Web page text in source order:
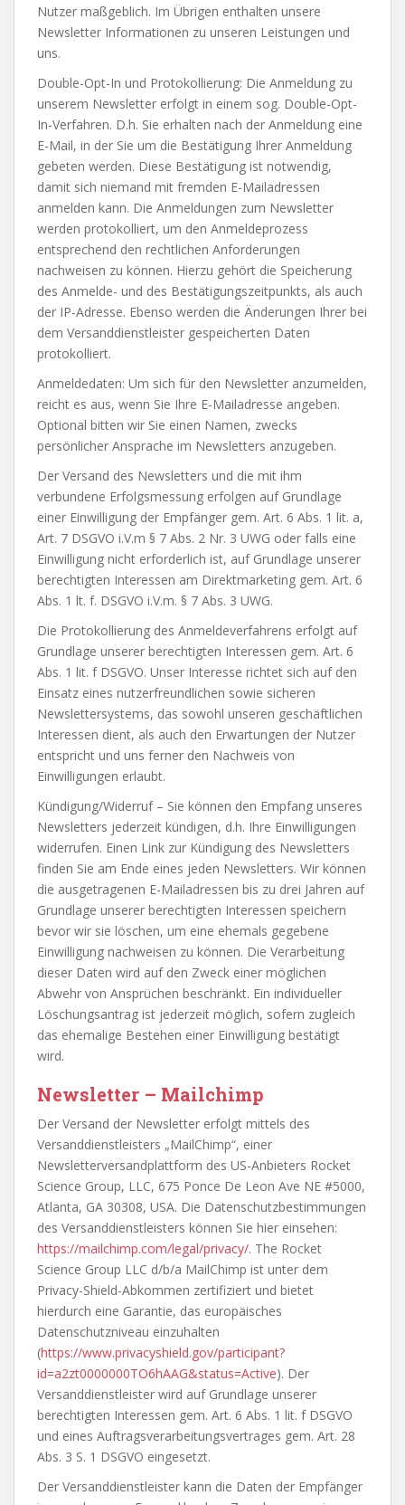
Nutzer maßgeblich. Im Übrigen enthalten unsere
Newsletter Informationen zu unseren Leistungen und
uns.
Double-Opt-In und Protokollierung: Die Anmeldung zu
unserem Newsletter erfolgt in einem sog. Double-Opt-
In-Verfahren. D.h. Sie erhalten nach der Anmeldung eine
E-Mail, in der Sie um die Bestätigung Ihrer Anmeldung
gebeten werden. Diese Bestätigung ist notwendig,
damit sich niemand mit fremden E-Mailadressen
anmelden kann. Die Anmeldungen zum Newsletter
werden protokolliert, um den Anmeldeprozess
entsprechend den rechtlichen Anforderungen
nachweisen zu können. Hierzu gehört die Speicherung
des Anmelde- und des Bestätigungszeitpunkts, als auch
der IP-Adresse. Ebenso werden die Änderungen Ihrer bei
dem Versanddienstleister gespeicherten Daten
protokolliert.
Anmeldedaten: Um sich für den Newsletter anzumelden,
reicht es aus, wenn Sie Ihre E-Mailadresse angeben.
Optional bitten wir Sie einen Namen, zwecks
persönlicher Ansprache im Newsletters anzugeben.
Der Versand des Newsletters und die mit ihm
verbundene Erfolgsmessung erfolgen auf Grundlage
einer Einwilligung der Empfänger gem. Art. 6 Abs. 1 lit. a,
Art. 7 DSGVO i.V.m § 7 Abs. 2 Nr. 3 UWG oder falls eine
Einwilligung nicht erforderlich ist, auf Grundlage unserer
berechtigten Interessen am Direktmarketing gem. Art. 6
Abs. 1 lt. f. DSGVO i.V.m. § 7 Abs. 3 UWG.
Die Protokollierung des Anmeldeverfahrens erfolgt auf
Grundlage unserer berechtigten Interessen gem. Art. 6
Abs. 1 lit. f DSGVO. Unser Interesse richtet sich auf den
Einsatz eines nutzerfreundlichen sowie sicheren
Newslettersystems, das sowohl unseren geschäftlichen
Interessen dient, als auch den Erwartungen der Nutzer
entspricht und uns ferner den Nachweis von
Einwilligungen erlaubt.
Kündigung/Widerruf – Sie können den Empfang unseres
Newsletters jederzeit kündigen, d.h. Ihre Einwilligungen
widerrufen. Einen Link zur Kündigung des Newsletters
finden Sie am Ende eines jeden Newsletters. Wir können
die ausgetragenen E-Mailadressen bis zu drei Jahren auf
Grundlage unserer berechtigten Interessen speichern
bevor wir sie löschen, um eine ehemals gegebene
Einwilligung nachweisen zu können. Die Verarbeitung
dieser Daten wird auf den Zweck einer möglichen
Abwehr von Ansprüchen beschränkt. Ein individueller
Löschungsantrag ist jederzeit möglich, sofern zugleich
das ehemalige Bestehen einer Einwilligung bestätigt
wird.
Newsletter – Mailchimp
Der Versand der Newsletter erfolgt mittels des
Versanddienstleisters „MailChimp“, einer
Newsletterversandplattform des US-Anbieters Rocket
Science Group, LLC, 675 Ponce De Leon Ave NE #5000,
Atlanta, GA 30308, USA. Die Datenschutzbestimmungen
des Versanddienstleisters können Sie hier einsehen:
https://mailchimp.com/legal/privacy/. The Rocket
Science Group LLC d/b/a MailChimp ist unter dem
Privacy-Shield-Abkommen zertifiziert und bietet
hierdurch eine Garantie, das europäisches
Datenschutzniveau einzuhalten
(https://www.privacyshield.gov/participant?
id=a2zt0000000TO6hAAG&status=Active). Der
Versanddienstleister wird auf Grundlage unserer
berechtigten Interessen gem. Art. 6 Abs. 1 lit. f DSGVO
und eines Auftragsverarbeitungsvertrages gem. Art. 28
Abs. 3 S. 1 DSGVO eingesetzt.
Der Versanddienstleister kann die Daten der Empfänger